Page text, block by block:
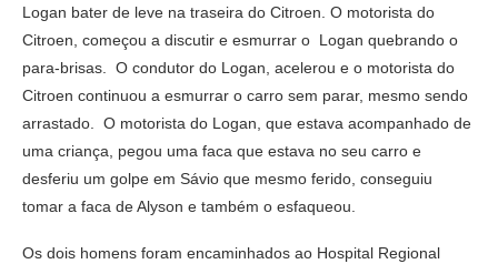
Logan bater de leve na traseira do Citroen. O motorista do
Citroen, começou a discutir e esmurrar o Logan quebrando o
para-brisas. O condutor do Logan, acelerou e o motorista do
Citroen continuou a esmurrar o carro sem parar, mesmo sendo
arrastado. O motorista do Logan, que estava acompanhado de
uma criança, pegou uma faca que estava no seu carro e
desferiu um golpe em Sávio que mesmo ferido, conseguiu
tomar a faca de Alyson e também o esfaqueou.
Os dois homens foram encaminhados ao Hospital Regional